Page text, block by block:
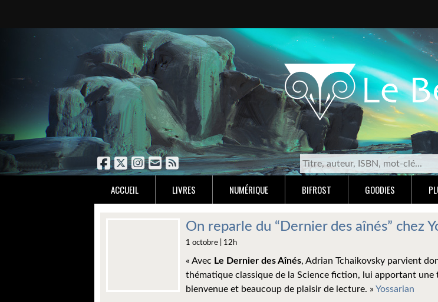
ACCUEIL LIVRES NUMÉRIQUE BIFROST GOODIES
On reparle du “Dernier des aînés” chez
1 octobre | 12h
« Avec Le Dernier des Aînés, Adrian Tchaikovsky parvient
thématique classique de la Science fiction, lui apportant une
bienvenue et beaucoup de plaisir de lecture. » Yossarian